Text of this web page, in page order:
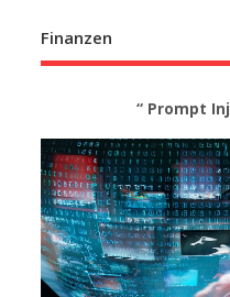
Finanzen
“ Prompt